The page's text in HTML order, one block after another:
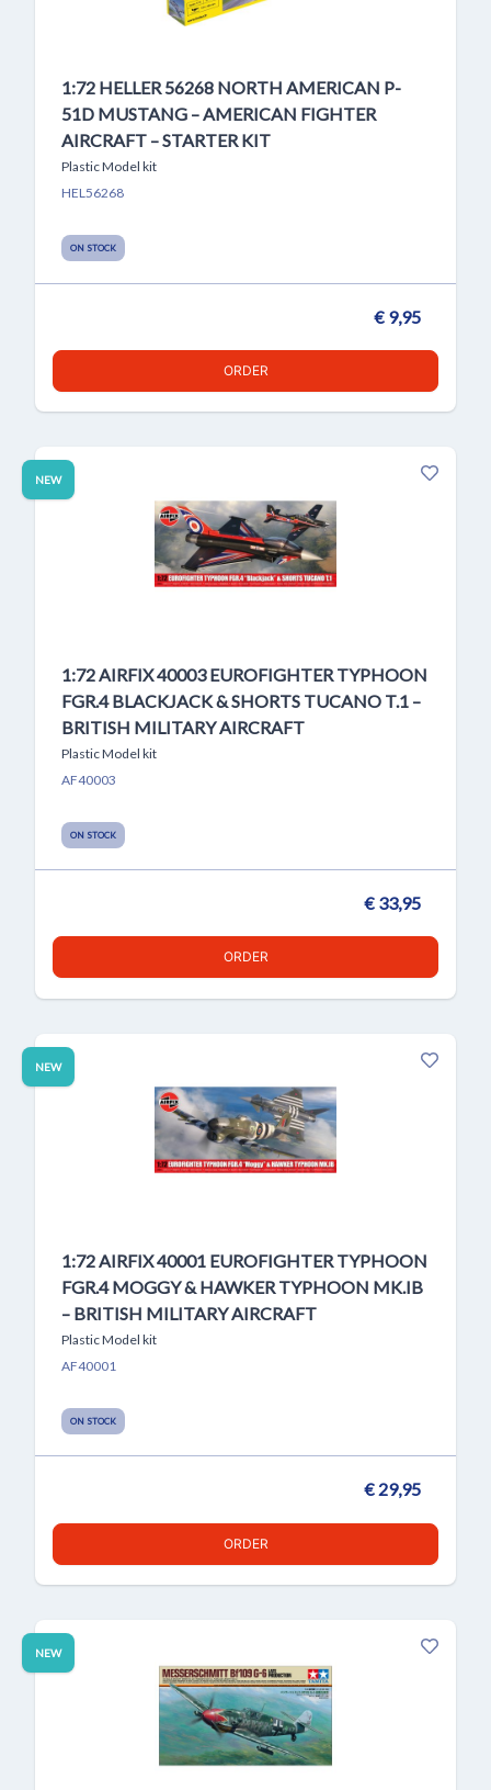
1:72 HELLER 56268 NORTH AMERICAN P-
51D MUSTANG – AMERICAN FIGHTER
AIRCRAFT – STARTER KIT
Plastic Model kit
HEL56268
ON STOCK
€ 9,95
ORDER
NEW
1:72 AIRFIX 40003 EUROFIGHTER TYPHOON
FGR.4 BLACKJACK & SHORTS TUCANO T.1 –
BRITISH MILITARY AIRCRAFT
Plastic Model kit
AF40003
ON STOCK
€ 33,95
ORDER
NEW
1:72 AIRFIX 40001 EUROFIGHTER TYPHOON
FGR.4 MOGGY & HAWKER TYPHOON MK.IB
– BRITISH MILITARY AIRCRAFT
Plastic Model kit
AF40001
ON STOCK
€ 29,95
ORDER
NEW